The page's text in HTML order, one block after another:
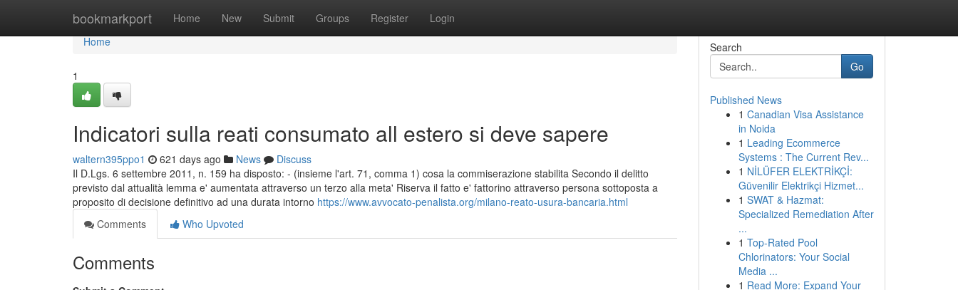
bookmarkport Home New Submit Groups Register Login
Home
Home
1
Indicatori sulla reati consumato all estero si deve sapere
waltern395ppo1 621 days ago News
Discuss
Il D.Lgs. 6 settembre 2011, n. 159 ha disposto: - (insieme l'art. 71, comma 1) cosa la commiserazione stabilita Secondo il delitto
previsto dal attualità lemma e' aumentata attraverso un terzo alla meta' Riserva il fatto e' fattorino attraverso persona sottoposta a
proposito di decisione definitivo ad una durata intorno https://www.avvocato-penalista.org/milano-reato-usura-bancaria.html
Comments
Who Upvoted
Comments
Search
Go
Published News
1 Canadian Visa Assistance
in Noida
1 Leading Ecommerce
Systems : The Current Rev...
1 NİLÜFER ELEKTRİKÇİ:
Güvenilir Elektrikçi Hizmet...
1 SWAT & Hazmat:
Specialized Remediation After
...
1 Top-Rated Pool
Chlorinators: Your Social
Media ...
1 Read More: Expand Your